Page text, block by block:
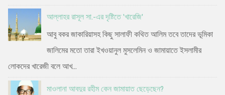
আল্লাহর রাসূল সা.-এর দৃষ্টিতে 'খারেজি'
আবু বকর জাকারিয়াসহ কিছু সালাফী কথিত আলিম তবে তাদের ভূমিকা
জালিমের মতো তারা ইখওয়ানুল মুসলেমিন ও জামায়াতে ইসলামীর
লোকদের খারেজী বলে আখ...
মাওলানা আবদুর রহীম কেন জামায়াত ছেড়েছেন?